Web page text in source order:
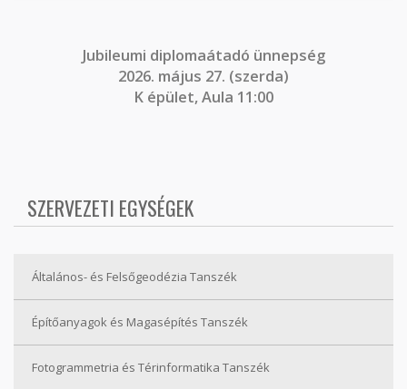
Jubileumi diplomaátadó ünnepség
2026. május 27. (szerda)
K épület, Aula 11:00
SZERVEZETI EGYSÉGEK
Általános- és Felsőgeodézia Tanszék
Építőanyagok és Magasépítés Tanszék
Fotogrammetria és Térinformatika Tanszék